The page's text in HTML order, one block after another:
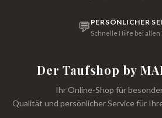
💬 PERSÖNLICHER
Schnelle Hilfe bei allen
Der Taufshop by
Ihr Online-Shop für
Qualität und persönlicher Service für